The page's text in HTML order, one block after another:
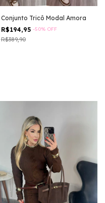
Conjunto Tricô Modal Amora
R$194,95 -50% OFF
R$389,90